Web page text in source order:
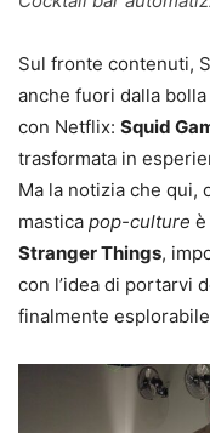
Sul fronte contenuti,
anche fuori dalla
con Netflix: Squid
trasformata in
Ma la notizia che qui,
mastica pop-culture è
Stranger Things,
con l’idea di portarvi
finalmente